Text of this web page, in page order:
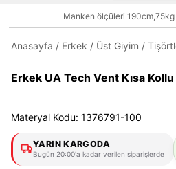
Manken ölçüleri 190cm,75kg
Anasayfa / Erkek / Üst Giyim /
Erkek UA Tech Vent Kısa
Materyal Kodu: 1376791-100
YARIN KARGODA
Bugün 20:00'a kadar verilen siparişlerde
Kolay iade ve
Giriş Yap
Şifre